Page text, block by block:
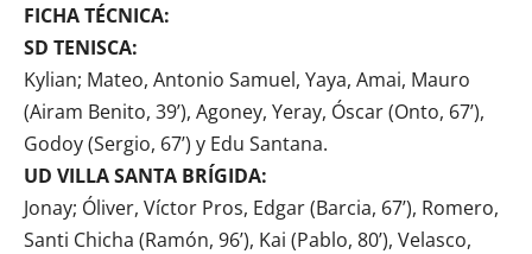
FICHA TÉCNICA:
SD TENISCA:
Kylian; Mateo, Antonio Samuel, Yaya, Amai, Mauro
(Airam Benito, 39’), Agoney, Yeray, Óscar (Onto, 67’),
Godoy (Sergio, 67’) y Edu Santana.
UD VILLA SANTA BRÍGIDA:
Jonay; Óliver, Víctor Pros, Edgar (Barcia, 67’), Romero,
Santi Chicha (Ramón, 96’), Kai (Pablo, 80’), Velasco,